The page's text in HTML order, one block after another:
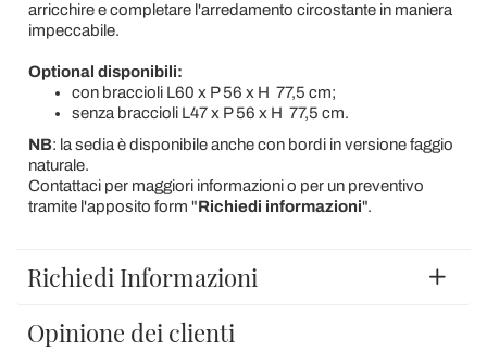
arricchire e completare l'arredamento circostante in maniera
impeccabile.
Optional disponibili:
con braccioli L60 x P 56 x H 77,5 cm;
senza braccioli L47 x P 56 x H 77,5 cm.
NB: la sedia è disponibile anche con bordi in versione faggio
naturale.
Contattaci per maggiori informazioni o per un preventivo
tramite l'apposito form "Richiedi informazioni".
Richiedi Informazioni
Opinione dei clienti